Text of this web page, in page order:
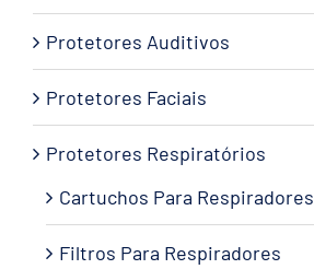
Protetores Auditivos
Protetores Faciais
Protetores Respiratórios
Cartuchos Para Respiradores
Filtros Para Respiradores